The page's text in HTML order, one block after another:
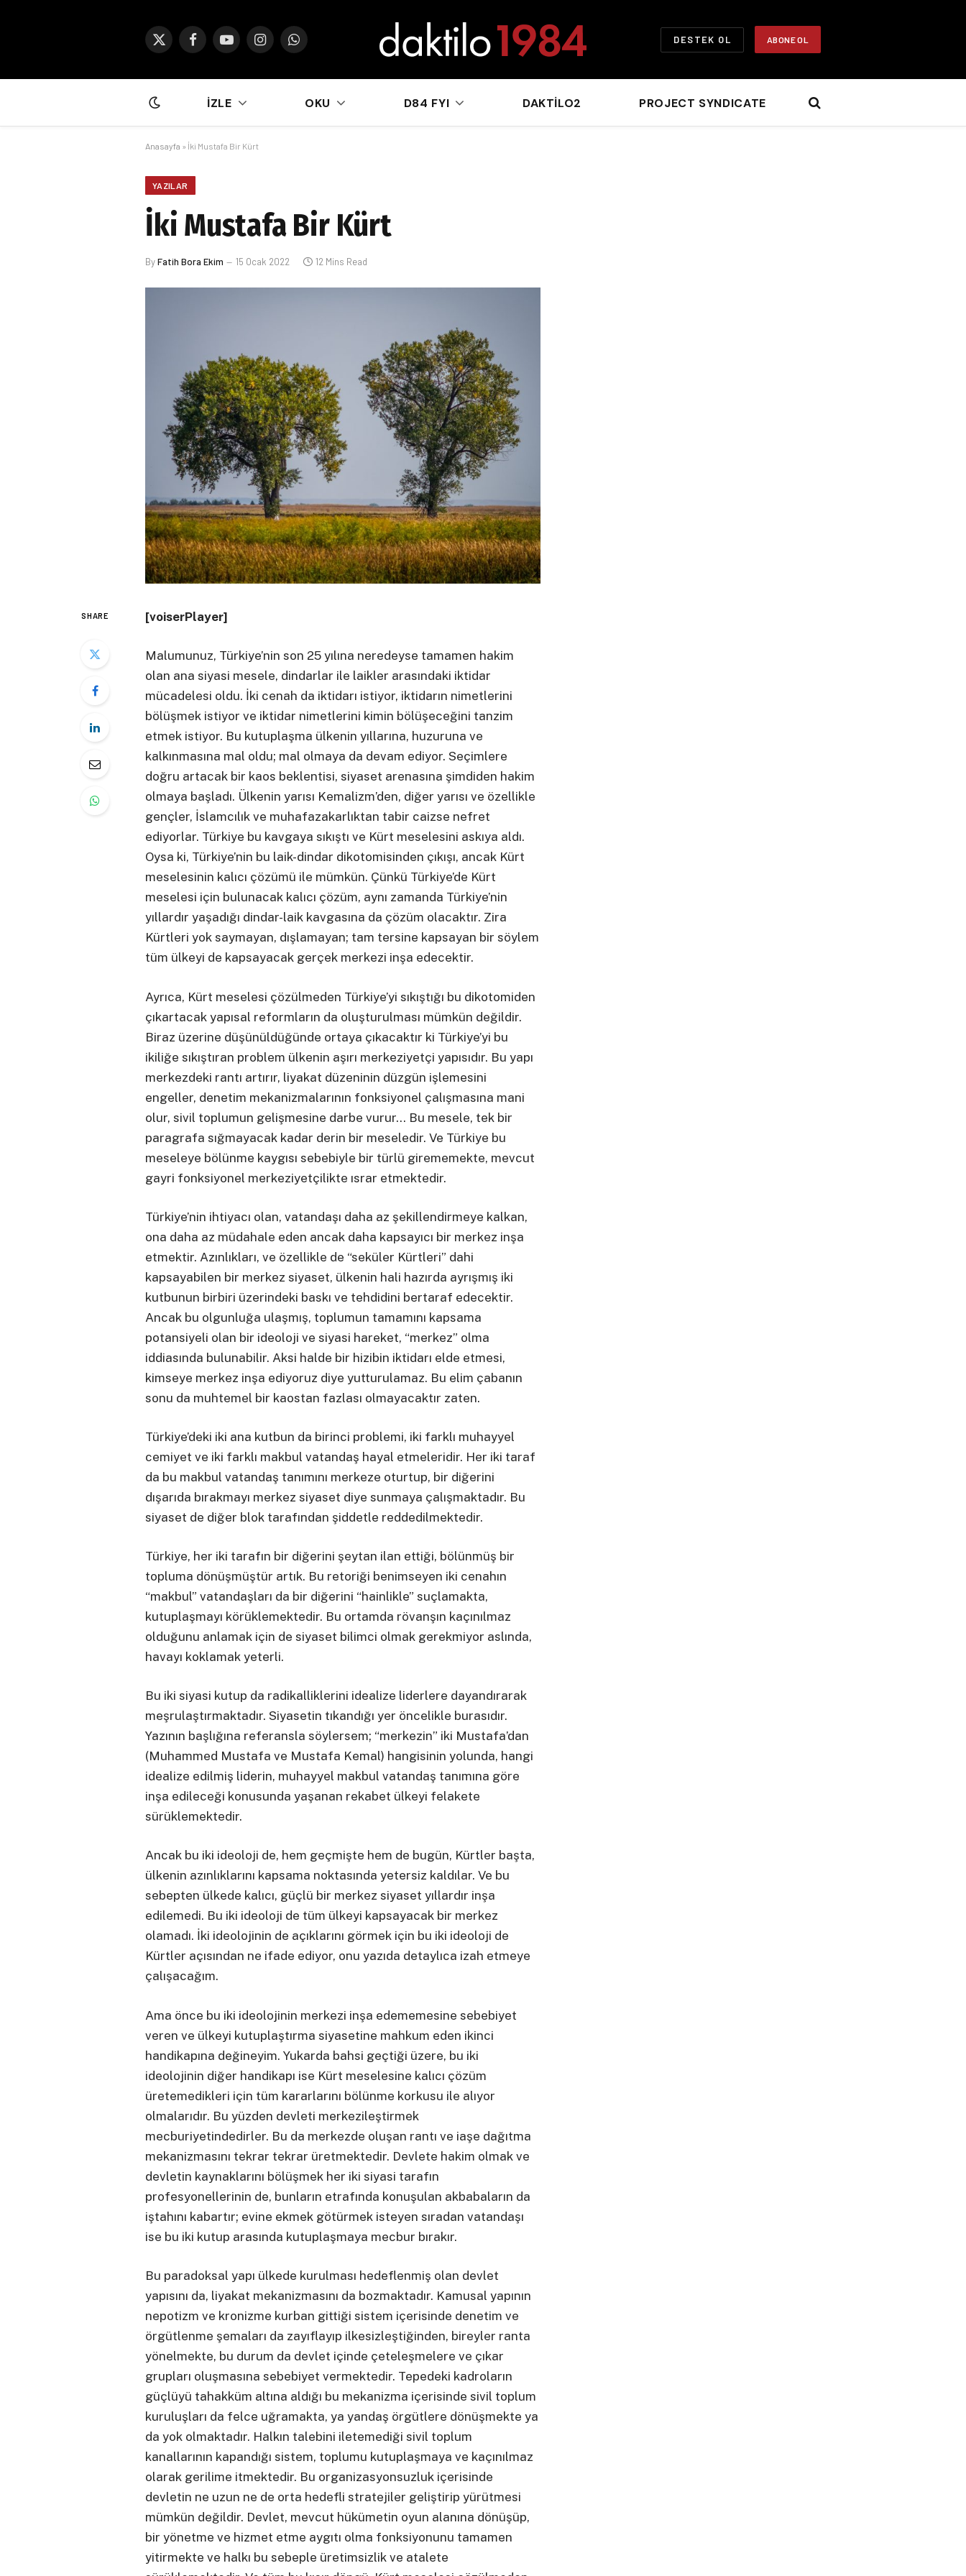
X
FacebookYouTubeInstagramWhatsApp
DESTEK OL ABONE OL
İZLE OKU D84 FYI DAKTILO2 PROJECT SYNDICATE
Anasayfa » İki Mustafa Bir Kürt
YAZILAR
İki Mustafa Bir Kürt
ByFatih Bora Ekim 15 Ocak 2022 12 Mins Read
SHARE [voiserPlayer]
Malumunuz, Türkiye’nin son 25 yılına neredeyse tamamen hakim
olan ana siyasi mesele, dindarlar ile laikler arasındaki iktidar
mücadelesi oldu. İki cenah da iktidarı istiyor, iktidarın nimetlerini
bölüşmek istiyor ve iktidar nimetlerini kimin bölüşeceğini tanzim
etmek istiyor. Bu kutuplaşma ülkenin yıllarına, huzuruna ve
kalkınmasına mal oldu; mal olmaya da devam ediyor. Seçimlere
doğru artacak bir kaos beklentisi, siyaset arenasına şimdiden hakim
olmaya başladı. Ülkenin yarısı Kemalizm’den, diğer yarısı ve özellikle
gençler, İslamcılık ve muhafazakarlıktan tabir caizse nefret
ediyorlar. Türkiye bu kavgaya sıkıştı ve Kürt meselesini askıya aldı.
Oysa ki, Türkiye’nin bu laik-dindar dikotomisinden çıkışı, ancak Kürt
meselesinin kalıcı çözümü ile mümkün. Çünkü Türkiye’de Kürt
meselesi için bulunacak kalıcı çözüm, aynı zamanda Türkiye’nin
yıllardır yaşadığı dindar-laik kavgasına da çözüm olacaktır. Zira
Kürtleri yok saymayan, dışlamayan; tam tersine kapsayan bir söylem
tüm ülkeyi de kapsayacak gerçek merkezi inşa edecektir.
Ayrıca, Kürt meselesi çözülmeden Türkiye’yi sıkıştığı bu dikotomiden
çıkartacak yapısal reformların da oluşturulması mümkün değildir.
Biraz üzerine düşünüldüğünde ortaya çıkacaktır ki Türkiye’yi bu
ikiliğe sıkıştıran problem ülkenin aşırı merkeziyetçi yapısıdır. Bu yapı
merkezdeki rantı artırır, liyakat düzeninin düzgün işlemesini
engeller, denetim mekanizmalarının fonksiyonel çalışmasına mani
olur, sivil toplumun gelişmesine darbe vurur… Bu mesele, tek bir
paragrafa sığmayacak kadar derin bir meseledir. Ve Türkiye bu
meseleye bölünme kaygısı sebebiyle bir türlü girememekte, mevcut
gayri fonksiyonel merkeziyetçilikte ısrar etmektedir.
Türkiye’nin ihtiyacı olan, vatandaşı daha az şekillendirmeye kalkan,
ona daha az müdahale eden ancak daha kapsayıcı bir merkez inşa
etmektir. Azınlıkları, ve özellikle de “seküler Kürtleri” dahi
kapsayabilen bir merkez siyaset, ülkenin hali hazırda ayrışmış iki
kutbunun birbiri üzerindeki baskı ve tehdidini bertaraf edecektir.
Ancak bu olgunluğa ulaşmış, toplumun tamamını kapsama
potansiyeli olan bir ideoloji ve siyasi hareket, “merkez” olma
iddiasında bulunabilir. Aksi halde bir hizibin iktidarı elde etmesi,
kimseye merkez inşa ediyoruz diye yutturulamaz. Bu elim çabanın
sonu da muhtemel bir kaostan fazlası olmayacaktır zaten.
Türkiye’deki iki ana kutbun da birinci problemi, iki farklı muhayyel
cemiyet ve iki farklı makbul vatandaş hayal etmeleridir. Her iki taraf
da bu makbul vatandaş tanımını merkeze oturtup, bir diğerini
dışarıda bırakmayı merkez siyaset diye sunmaya çalışmaktadır. Bu
siyaset de diğer blok tarafından şiddetle reddedilmektedir.
Türkiye, her iki tarafın bir diğerini şeytan ilan ettiği, bölünmüş bir
topluma dönüşmüştür artık. Bu retoriği benimseyen iki cenahın
“makbul” vatandaşları da bir diğerini “hainlikle” suçlamakta,
kutuplaşmayı körüklemektedir. Bu ortamda rövanşın kaçınılmaz
olduğunu anlamak için de siyaset bilimci olmak gerekmiyor aslında,
havayı koklamak yeterli.
Bu iki siyasi kutup da radikalliklerini idealize liderlere dayandırarak
meşrulaştırmaktadır. Siyasetin tıkandığı yer öncelikle burasıdır.
Yazının başlığına referansla söylersem; “merkezin” iki Mustafa’dan
(Muhammed Mustafa ve Mustafa Kemal) hangisinin yolunda, hangi
idealize edilmiş liderin, muhayyel makbul vatandaş tanımına göre
inşa edileceği konusunda yaşanan rekabet ülkeyi felakete
sürüklemektedir.
Ancak bu iki ideoloji de, hem geçmişte hem de bugün, Kürtler başta,
ülkenin azınlıklarını kapsama noktasında yetersiz kaldılar. Ve bu
sebepten ülkede kalıcı, güçlü bir merkez siyaset yıllardır inşa
edilemedi. Bu iki ideoloji de tüm ülkeyi kapsayacak bir merkez
olamadı. İki ideolojinin de açıklarını görmek için bu iki ideoloji de
Kürtler açısından ne ifade ediyor, onu yazıda detaylıca izah etmeye
çalışacağım.
Ama önce bu iki ideolojinin merkezi inşa edememesine sebebiyet
veren ve ülkeyi kutuplaştırma siyasetine mahkum eden ikinci
handikapına değineyim. Yukarda bahsi geçtiği üzere, bu iki
ideolojinin diğer handikapı ise Kürt meselesine kalıcı çözüm
üretemedikleri için tüm kararlarını bölünme korkusu ile alıyor
olmalarıdır. Bu yüzden devleti merkezileştirmek
mecburiyetindedirler. Bu da merkezde oluşan rantı ve iaşe dağıtma
mekanizmasını tekrar tekrar üretmektedir. Devlete hakim olmak ve
devletin kaynaklarını bölüşmek her iki siyasi tarafın
profesyonellerinin de, bunların etrafında konuşulan akbabaların da
iştahını kabartır; evine ekmek götürmek isteyen sıradan vatandaşı
ise bu iki kutup arasında kutuplaşmaya mecbur bırakır.
Bu paradoksal yapı ülkede kurulması hedeflenmiş olan devlet
yapısını da, liyakat mekanizmasını da bozmaktadır. Kamusal yapının
nepotizm ve kronizme kurban gittiği sistem içerisinde denetim ve
örgütlenme şemaları da zayıflayıp ilkesizleştiğinden, bireyler ranta
yönelmekte, bu durum da devlet içinde çeteleşmelere ve çıkar
grupları oluşmasına sebebiyet vermektedir. Tepedeki kadroların
güçlüyü tahakküm altına aldığı bu mekanizma içerisinde sivil toplum
kuruluşları da felce uğramakta, ya yandaş örgütlere dönüşmekte ya
da yok olmaktadır. Halkın talebini iletemediği sivil toplum
kanallarının kapandığı sistem, toplumu kutuplaşmaya ve kaçınılmaz
olarak gerilime itmektedir. Bu organizasyonsuzluk içerisinde
devletin ne uzun ne de orta hedefli stratejiler geliştirip yürütmesi
mümkün değildir. Devlet, mevcut hükümetin oyun alanına dönüşüp,
bir yönetme ve hizmet etme aygıtı olma fonksiyonunu tamamen
yitirmekte ve halkı bu sebeple üretimsizlik ve atalete